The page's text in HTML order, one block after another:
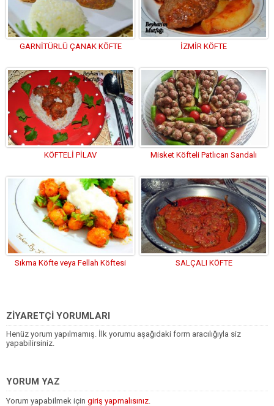
GARNİTÜRLÜ ÇANAK KÖFTE İZMİR KÖFTE
KÖFTELİ PİLAV Misket Köfteli Patlıcan Sandalı
Sıkma Köfte veya Fellah Köftesi SALÇALI KÖFTE
ZİYARETÇİ YORUMLARI
Henüz yorum yapılmamış. İlk yorumu aşağıdaki form aracılığıyla siz
yapabilirsiniz.
YORUM YAZ
Yorum yapabilmek için giriş yapmalısınız